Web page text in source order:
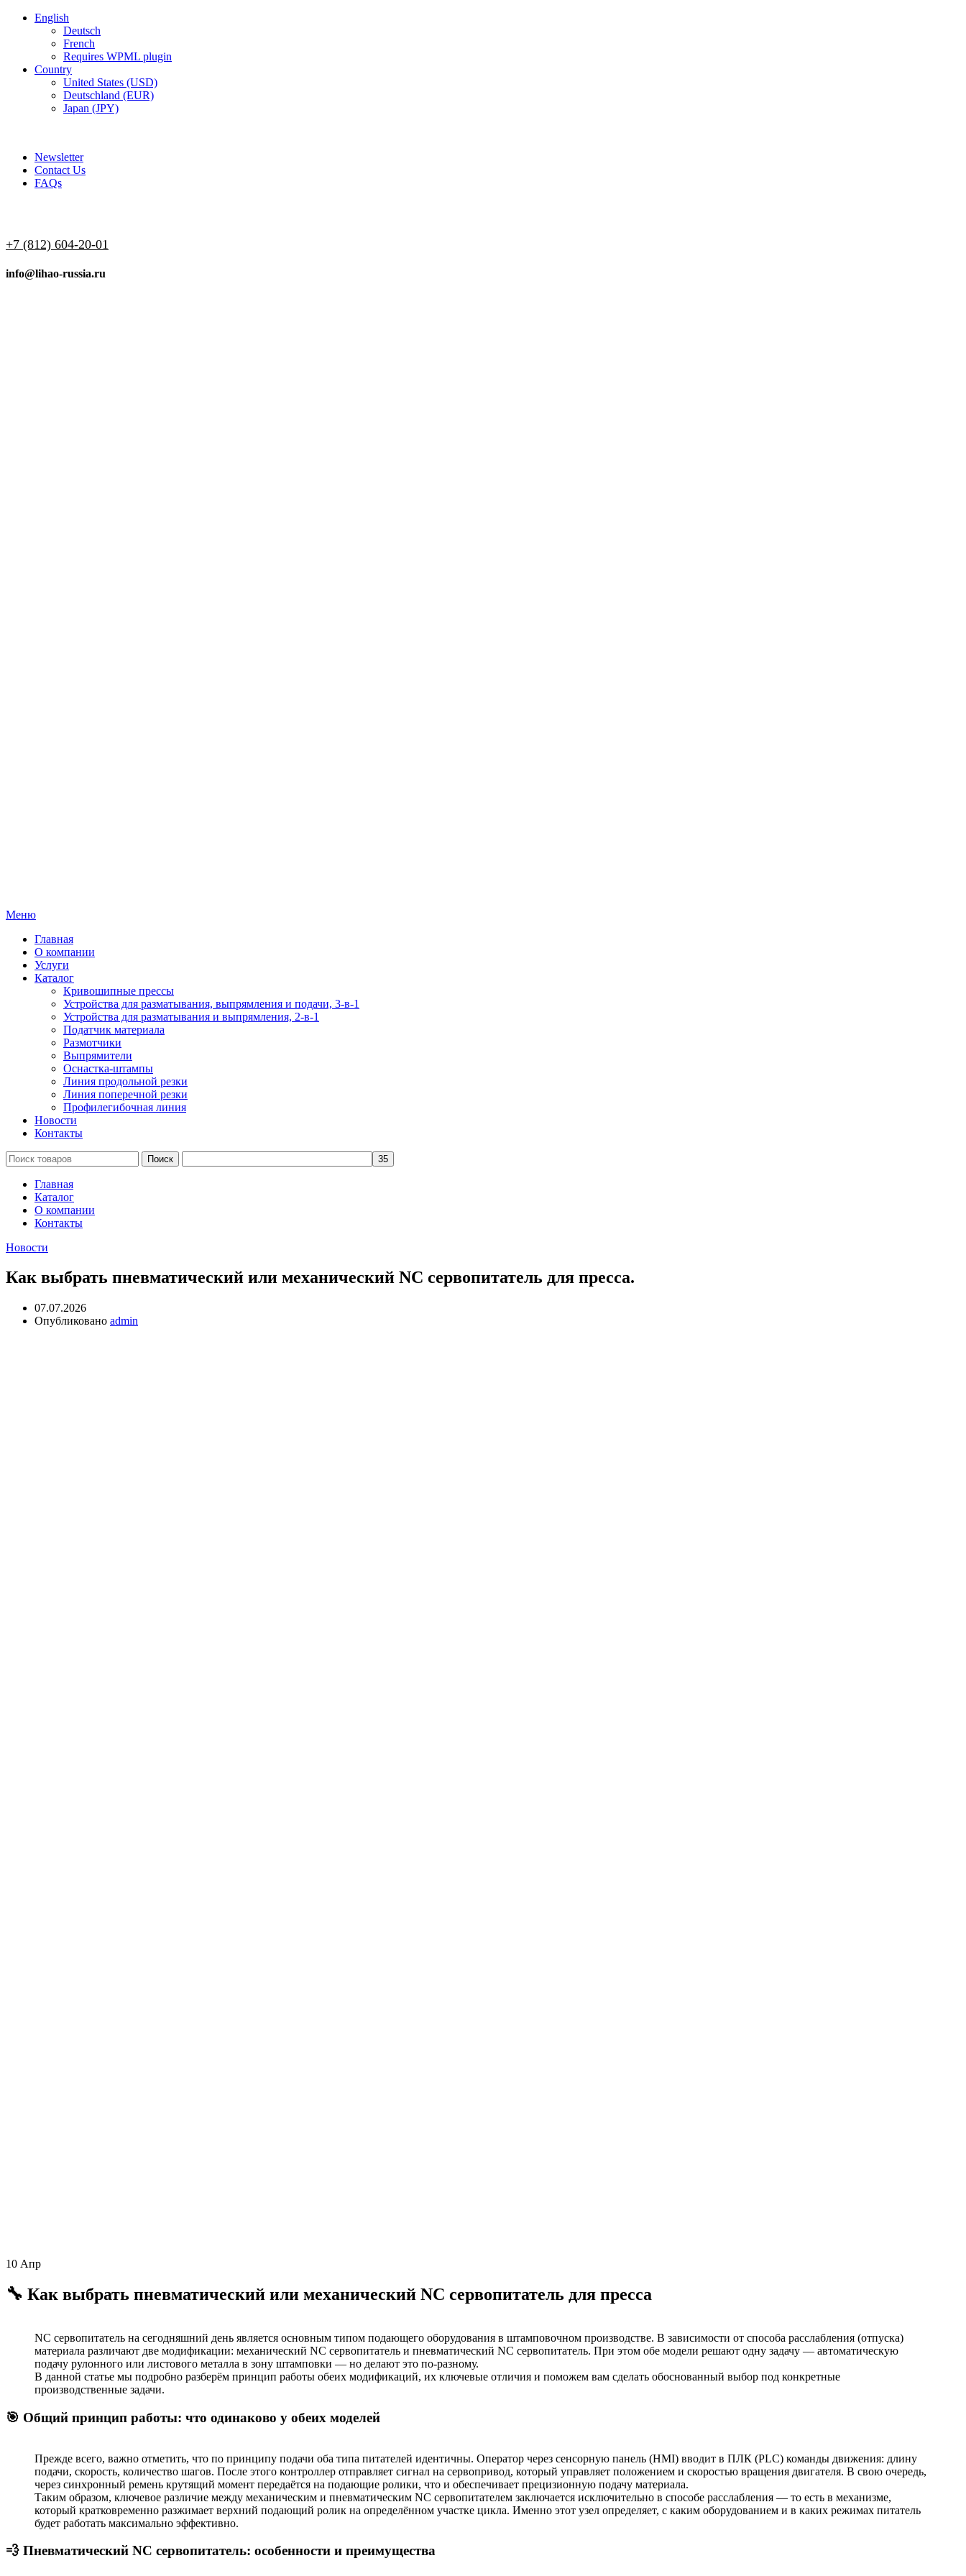
English
Deutsch
French
Requires WPML plugin
Country
United States (USD)
Deutschland (EUR)
Japan (JPY)
Newsletter
Contact Us
FAQs
+7 (812) 604-20-01
info@lihao-russia.ru
Меню
Главная
О компании
Услуги
Каталог
Кривошипные прессы
Устройства для разматывания, выпрямления и подачи, 3-в-1
Устройства для разматывания и выпрямления, 2-в-1
Податчик материала
Размотчики
Выпрямители
Оснастка-штампы
Линия продольной резки
Линия поперечной резки
Профилегибочная линия
Новости
Контакты
Поиск
Главная
Каталог
О компании
Контакты
Новости
Как выбрать пневматический или механический NC сервопитатель для пресса.
07.07.2026
Опубликовано admin
10 Апр
🔧 Как выбрать пневматический или механический NC сервопитатель для пресса
NC сервопитатель на сегодняшний день является основным типом подающего оборудования в штамповочном производстве. В зависимости от способа расслабления (отпуска)
материала различают две модификации: механический NC сервопитатель и пневматический NC сервопитатель. При этом обе модели решают одну задачу — автоматическую
подачу рулонного или листового металла в зону штамповки — но делают это по-разному.
В данной статье мы подробно разберём принцип работы обеих модификаций, их ключевые отличия и поможем вам сделать обоснованный выбор под конкретные
производственные задачи.
🎯 Общий принцип работы: что одинаково у обеих моделей
Прежде всего, важно отметить, что по принципу подачи оба типа питателей идентичны. Оператор через сенсорную панель (HMI) вводит в ПЛК (PLC) команды движения: длину
подачи, скорость, количество шагов. После этого контроллер отправляет сигнал на сервопривод, который управляет положением и скоростью вращения двигателя. В свою очередь,
через синхронный ремень крутящий момент передаётся на подающие ролики, что и обеспечивает прецизионную подачу материала.
Таким образом, ключевое различие между механическим и пневматическим NC сервопитателем заключается исключительно в способе расслабления — то есть в механизме,
который кратковременно разжимает верхний подающий ролик на определённом участке цикла. Именно этот узел определяет, с каким оборудованием и в каких режимах питатель
будет работать максимально эффективно.
💨 Пневматический NC сервопитатель: особенности и преимущества